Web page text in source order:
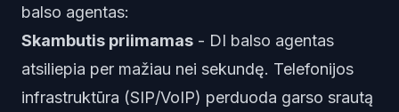
balso agentas:
Skambutis priimamas - DI balso agentas
atsiliepia per mažiau nei sekundę. Telefonijos
infrastruktūra (SIP/VoIP) perduoda garso srautą